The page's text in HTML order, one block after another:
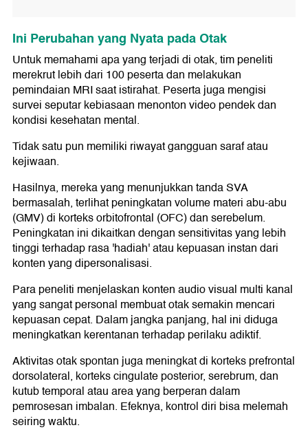
Ini Perubahan yang Nyata pada Otak
Untuk memahami apa yang terjadi di otak, tim peneliti
merekrut lebih dari 100 peserta dan melakukan
pemindaian MRI saat istirahat. Peserta juga mengisi
survei seputar kebiasaan menonton video pendek dan
kondisi kesehatan mental.
Tidak satu pun memiliki riwayat gangguan saraf atau
kejiwaan.
Hasilnya, mereka yang menunjukkan tanda SVA
bermasalah, terlihat peningkatan volume materi abu-abu
(GMV) di korteks orbitofrontal (OFC) dan serebelum.
Peningkatan ini dikaitkan dengan sensitivitas yang lebih
tinggi terhadap rasa 'hadiah' atau kepuasan instan dari
konten yang dipersonalisasi.
Para peneliti menjelaskan konten audio visual multi kanal
yang sangat personal membuat otak semakin mencari
kepuasan cepat. Dalam jangka panjang, hal ini diduga
meningkatkan kerentanan terhadap perilaku adiktif.
Aktivitas otak spontan juga meningkat di korteks prefrontal
dorsolateral, korteks cingulate posterior, serebrum, dan
kutub temporal atau area yang berperan dalam
pemrosesan imbalan. Efeknya, kontrol diri bisa melemah
seiring waktu.